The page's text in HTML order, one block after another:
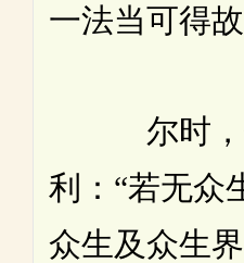
一法当可得
尔时，
利：“若无众
众生及众生